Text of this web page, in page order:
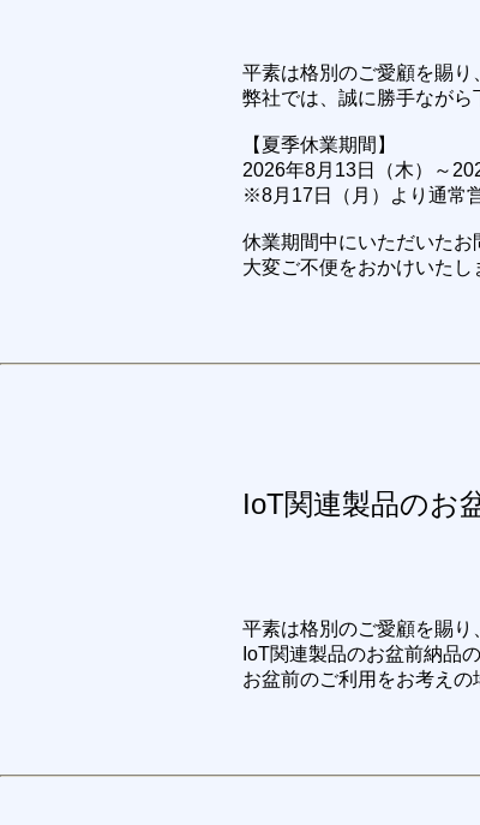
平素は格別のご愛顧を賜り
弊社では、誠に勝手ながら
【夏季休業期間】
2026年8月13日（木）～
※8月17日（月）より通常
休業期間中にいただいたお
大変ご不便をおかけいたし
IoT関連製品のお
平素は格別のご愛顧を賜り
IoT関連製品のお盆前納品
お盆前のご利用をお考えの